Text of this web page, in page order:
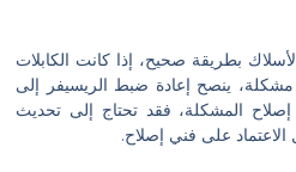
بطريقة صحيح، إذا كانت الكابلات
ينصح إعادة ضبط الريسيفر إلى
المشكلة، فقد تحتاج إلى تحديث
على فني إصلاح.